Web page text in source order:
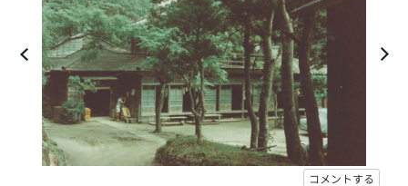
コメントする